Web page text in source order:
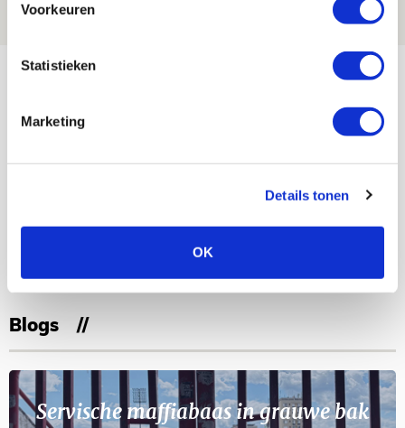
Voorkeuren
Statistieken
Marketing
Details tonen
OK
Bekijk meer
23
11
Blogs
Servische maffiabaas in grauwe bak